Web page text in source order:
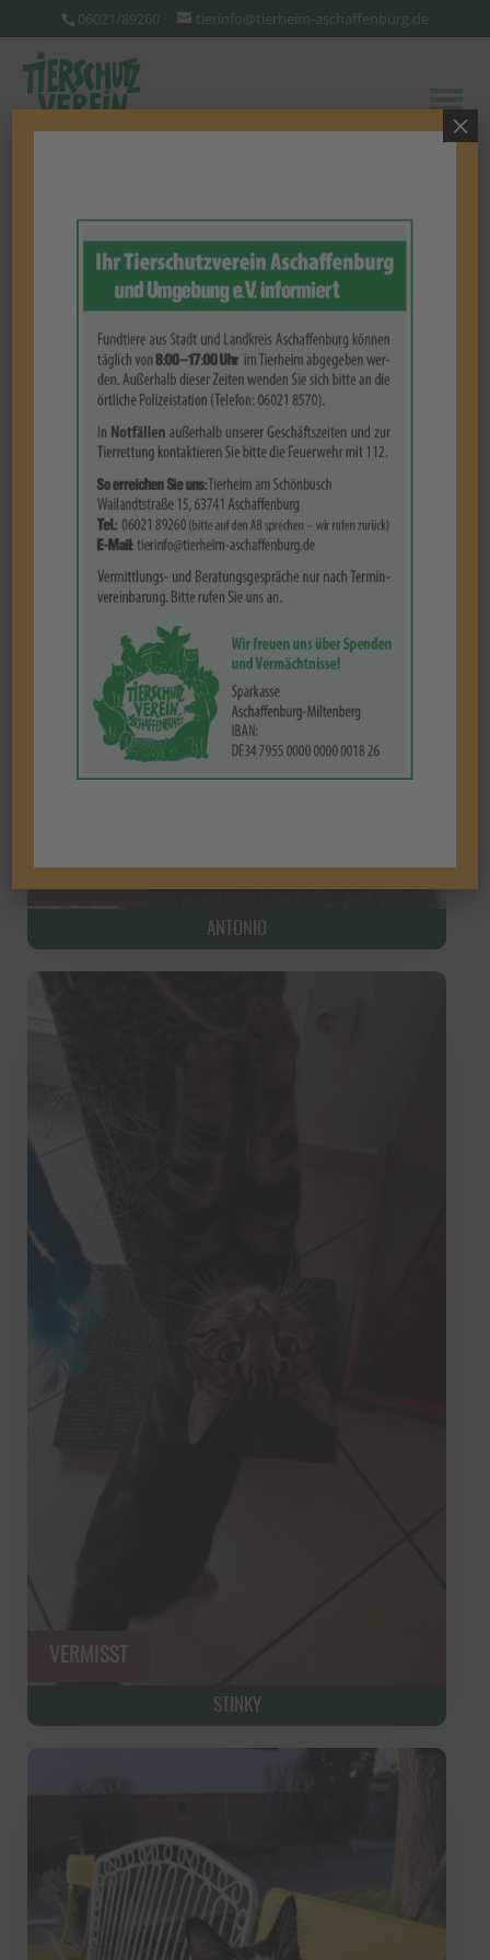
06021/89260 tierinfo@tierheim-aschaffenburg.de
Diese Tierchen werden
schmerzlich vermisst
TIER ALS VERMISST MELDEN
ANTONIO
STINKY
×